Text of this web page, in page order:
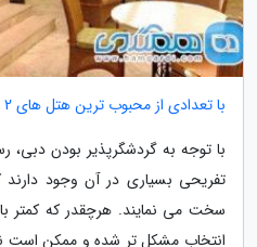
با تعدادی از محبوب ترین هتل های 2 ستاره دبی آشنا شویم
با توجه به گردشگرپذیر بودن دبی،
تفریحی بسیاری در آن وجود دارند
سخت می نمایند. هرچقدر که کمتر با
انتخاب مشکل تر شده و ممکن است